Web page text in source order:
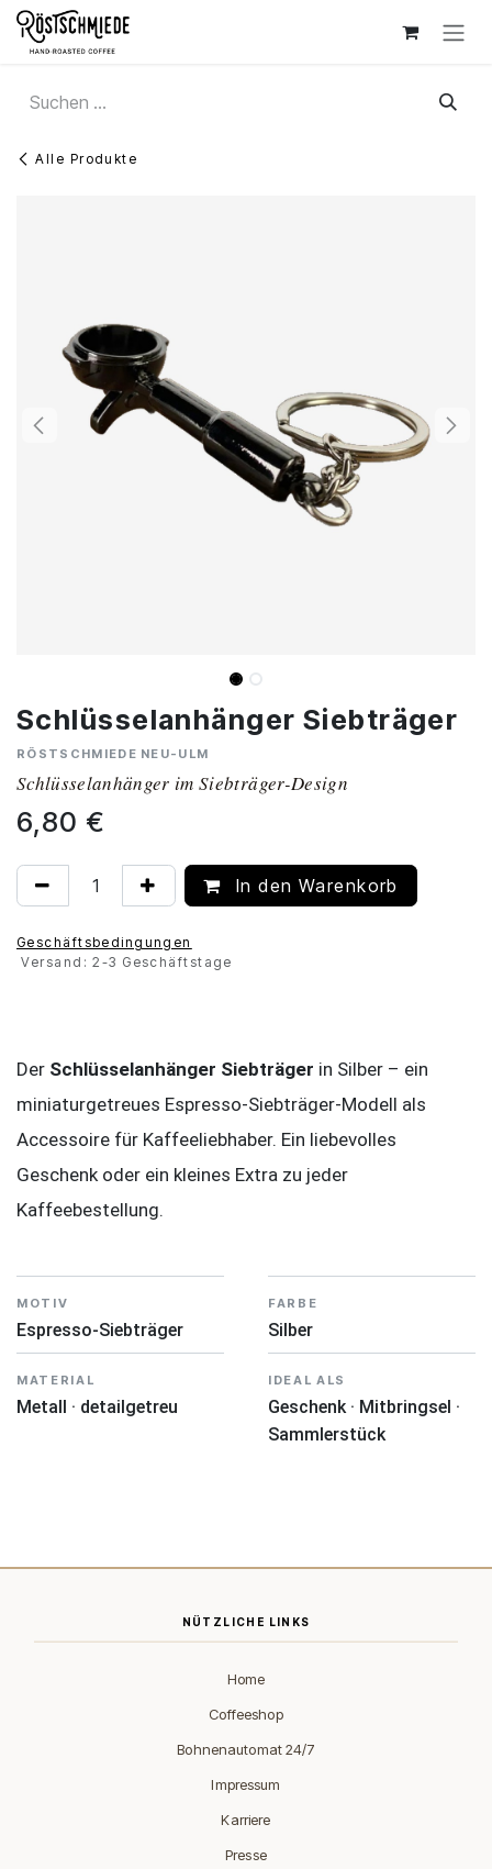
Zum Inhalt springen
Alle Produkte
Schlüsselanhänger Siebträger
RÖSTSCHMIEDE NEU-ULM
Schlüsselanhänger im Siebträger-Design
6,80 €
In den Warenkorb
Geschäftsbedingungen
Versand: 2-3 Geschäftstage
Der Schlüsselanhänger Siebträger in Silber – ein
miniaturgetreues Espresso-Siebträger-Modell als
Accessoire für Kaffeeliebhaber. Ein liebevolles
Geschenk oder ein kleines Extra zu jeder
Kaffeebestellung.
MOTIV
Espresso-Siebträger
FARBE
Silber
MATERIAL
Metall · detailgetreu
IDEAL ALS
Geschenk · Mitbringsel ·
Sammlerstück
NÜTZLICHE LINKS
Home
Coffeeshop
Bohnenautomat 24/7
Impressum
Karriere
Presse